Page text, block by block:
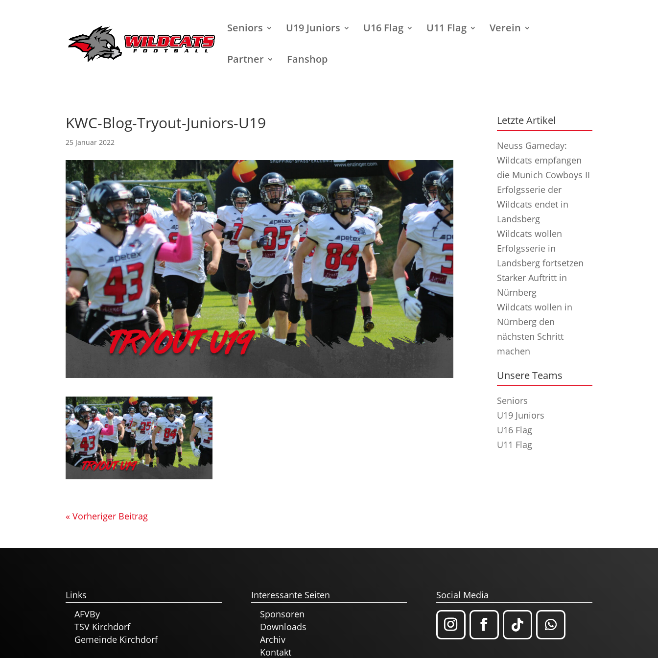
Seniors U19 Juniors U16 Flag U11 Flag Verein
Partner Fanshop
KWC-Blog-Tryout-Juniors-U19
25 Januar 2022
« Vorheriger Beitrag
Letzte Artikel
Neuss Gameday:
Wildcats empfangen
die Munich Cowboys II
Erfolgsserie der
Wildcats endet in
Landsberg
Wildcats wollen
Erfolgsserie in
Landsberg fortsetzen
Starker Auftritt in
Nürnberg
Wildcats wollen in
Nürnberg den
nächsten Schritt
machen
Unsere Teams
Seniors
U19 Juniors
U16 Flag
U11 Flag
Links
AFVBy
TSV Kirchdorf
Gemeinde Kirchdorf
Interessante Seiten
Sponsoren
Downloads
Archiv
Kontakt
Social Media